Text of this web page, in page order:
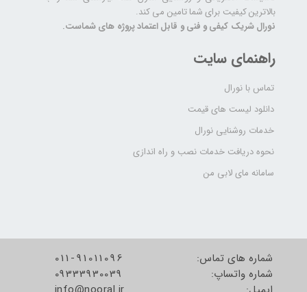
راهنمای سایت
تماس با نورال
دانلود لیست های قیمت
خدمات روشنایی نورال
نحوه دریافت خدمات نصب و راه اندازی
سامانه مای لابی من
بالاترین کیفیت برای شما تامین می کند.
نورال شریک کیفی و فنی و قابل اعتماد پروژه های شماست.
شماره های تماس:
شماره واتساپ:
011-91011096
09333930039